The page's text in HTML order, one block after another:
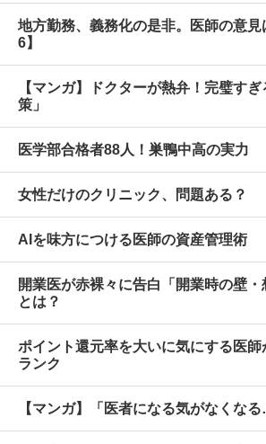
地方勤務、義務化の是非。医師の意
6】
【マンガ】ドクターが熱弁！完璧す
策」
医学部合格者88人！巣鴨中高の実力
女性だけのクリニック、問題ある？
AIを味方につける医師の資産管理術
開業医が赤裸々に告白「開業時の壁・
とは？
ポイント還元率を大いに気にする医
ランク
【マンガ】「医者になる気がなくなる